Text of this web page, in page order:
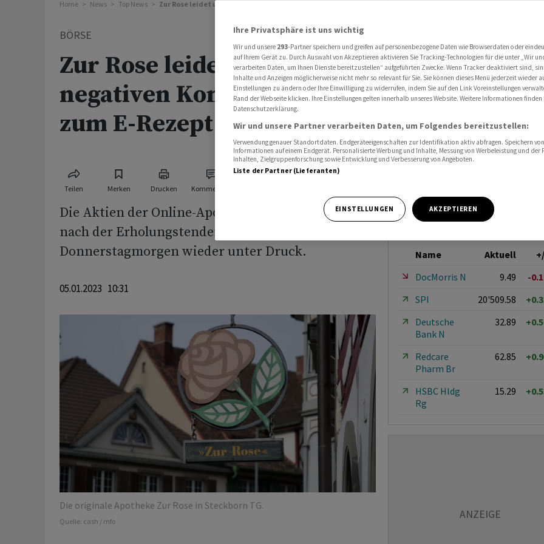
Home News Top News Zur Rose leidet unter negativen Kommentaren zum E-Rezept
BÖRSE
Zur Rose leidet unter
negativen Kommentaren
zum E-Rezept
Teilen Merken Drucken Kommentare
Die Aktien der Online-Apotheke Zur Rose stehen
nach der Erholungstendenz der letzten Tage am
Donnerstagmorgen wieder unter Druck.
05.01.2023 10:31
Die originale Apotheke Zur Rose in Steckborn TG.
Quelle: cash / mfo
Name Aktuell
DocMorris N
9.49
-
SPI
20'509.58
Deutsche
Bank N
32.89
Redcare
Pharm Br
62.85
HSBC Hldg
Rg
15.29
Ihre Privatsphäre ist uns wichtig
Wir und unsere 293-Partner speichern und greifen auf personenbezogene Daten wie Browserdaten oder
auf Ihrem Gerät zu. Durch Auswahl von Akzeptieren aktivieren Sie Tracking-Technologien für die unter „Wir
verarbeiten Daten, um Ihnen Dienste bereitzustellen“ aufgeführten Zwecke. Wenn Tracker deaktiviert sind,
Inhalte und Anzeigen möglicherweise nicht mehr so relevant für Sie. Sie können dieses Menü jederzeit wieder
Einstellungen zu ändern oder Ihre Einwilligung zu widerrufen, indem Sie auf den Link Voreinstellungen
Rand der Webseite klicken. Ihre Einstellungen gelten innerhalb unseres Website. Weitere Informationen finden
Datenschutzerklärung.
Wir und unsere Partner verarbeiten Daten, um Folgendes bereitzustellen:
Verwendung genauer Standortdaten. Endgeräteeigenschaften zur Identifikation aktiv abfragen. Speichern
Informationen auf einem Endgerät. Personalisierte Werbung und Inhalte, Messung von Werbeleistung und der
Inhalten, Zielgruppenforschung sowie Entwicklung und Verbesserung von Angeboten.
Liste der Partner (Lieferanten)
EINSTELLUNGEN AKZEPTIEREN